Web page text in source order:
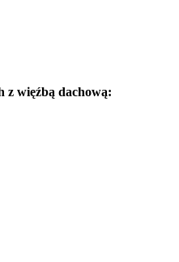
z więźbą dachową: